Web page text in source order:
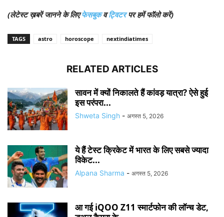
(लेटेस्ट ख़बरें जानने के लिएफेसबुकवट्विटरपर हमें फॉलो करें)
TAGS astro horoscope nextindiatimes
RELATED ARTICLES
सावन में क्यों निकालते हैं कांवड़ यात्रा? ऐसे हुई
इस परंपरा...
Shweta Singh - अगस्त 5, 2026
ये हैं टेस्ट क्रिकेट में भारत के लिए सबसे ज्यादा
विकेट...
Alpana Sharma - अगस्त 5, 2026
आ गई iQOO Z11 स्मार्टफोन की लॉन्च डेट,